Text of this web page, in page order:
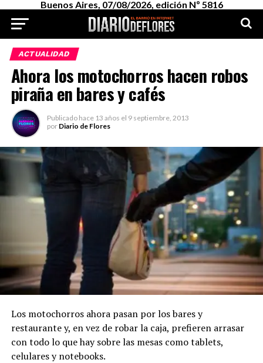
Buenos Aires, 07/08/2026, edición Nº 5816
ACTUALIDAD
Ahora los motochorros hacen robos
piraña en bares y cafés
Publicado hace 13 años el 9 septiembre, 2013
por Diario de Flores
Los motochorros ahora pasan por los bares y
restaurante y, en vez de robar la caja, prefieren arrasar
con todo lo que hay sobre las mesas como tablets,
celulares y notebooks.